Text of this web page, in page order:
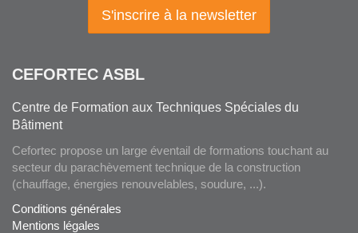
S'inscrire à la newsletter
CEFORTEC ASBL
Centre de Formation aux Techniques Spéciales du
Bâtiment
Cefortec propose un large éventail de formations touchant au
secteur du parachèvement technique de la construction
(chauffage, énergies renouvelables, soudure, ...).
Conditions générales
Mentions légales